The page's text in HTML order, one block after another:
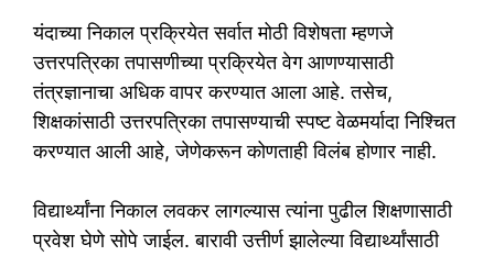
यंदाच्या निकाल प्रक्रियेत सर्वात मोठी विशेषता म्हणजे
उत्तरपत्रिका तपासणीच्या प्रक्रियेत वेग आणण्यासाठी
तंत्रज्ञानाचा अधिक वापर करण्यात आला आहे. तसेच,
शिक्षकांसाठी उत्तरपत्रिका तपासण्याची स्पष्ट वेळमर्यादा निश्चित
करण्यात आली आहे, जेणेकरून कोणताही विलंब होणार नाही.
विद्यार्थ्यांना निकाल लवकर लागल्यास त्यांना पुढील शिक्षणासाठी
प्रवेश घेणे सोपे जाईल. बारावी उत्तीर्ण झालेल्या विद्यार्थ्यांसाठी